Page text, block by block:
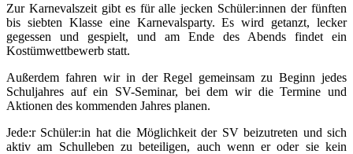
Zur Karnevalszeit gibt es für alle jecken Schüler:innen der fünften
bis siebten Klasse eine Karnevalsparty. Es wird getanzt, lecker
gegessen und gespielt, und am Ende des Abends findet ein
Kostümwettbewerb statt.
Außerdem fahren wir in der Regel gemeinsam zu Beginn jedes
Schuljahres auf ein SV-Seminar, bei dem wir die Termine und
Aktionen des kommenden Jahres planen.
Jede:r Schüler:in hat die Möglichkeit der SV beizutreten und sich
aktiv am Schulleben zu beteiligen, auch wenn er oder sie kein